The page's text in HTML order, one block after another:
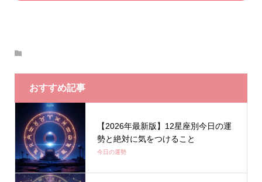
おすすめ記事
【2026年最新版】12星座別今日の運
勢と絶対に気をつけること
今日の運勢